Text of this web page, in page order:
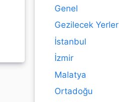
Genel
Gezilecek Yerler
İstanbul
İzmir
Malatya
Ortadoğu